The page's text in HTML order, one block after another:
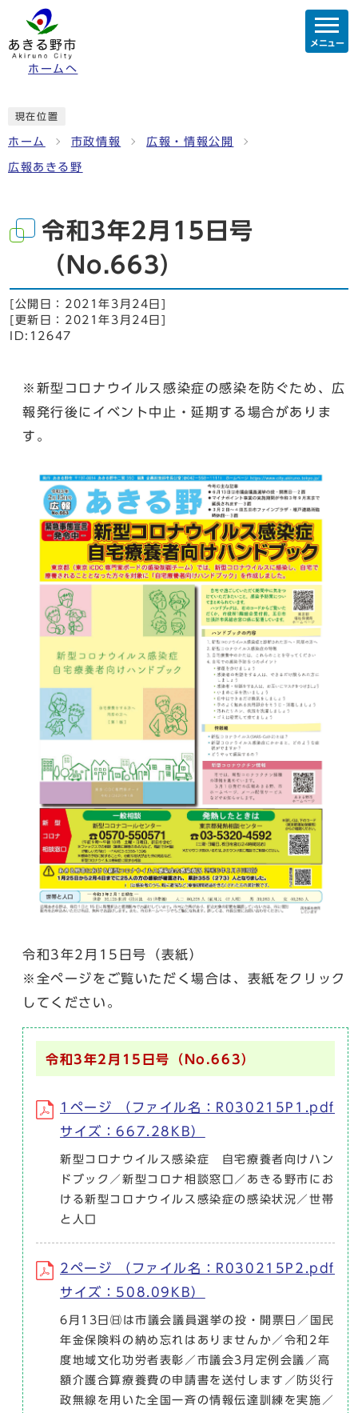
ホームへ
メニュー
現在位置
ホーム 市政情報 広報・情報公開
広報あきる野
令和3年2月15日号
（No.663）
[公開日： 2021年3月24日
[更新日： 2021年3月24日
ID:12647
※新型コロナウイルス感染症の感染を防ぐため、広
報発行後にイベント中止・延期する場合がありま
す。
令和3年2月15日号（表紙）
※全ページをご覧いただく場合は、表紙をクリック
してください。
令和3年2月15日号（No.663）
1ページ （ファイル名：R030215P1.pdf
サイズ：667.28KB）
新型コロナウイルス感染症 自宅療養者向けハン
ドブック／新型コロナ相談窓口／あきる野市にお
ける新型コロナウイルス感染症の感染状況／世帯
と人口
2ページ （ファイル名：R030215P2.pdf
サイズ：508.09KB）
6月13日㈰は市議会議員選挙の投・開票日／国民
年金保険料の納め忘れはありませんか／令和2年
度地域文化功労者表彰／市議会3月定例会議／高
額介護合算療養費の申請書を送付します／防災行
政無線を用いた全国一斉の情報伝達訓練を実施／